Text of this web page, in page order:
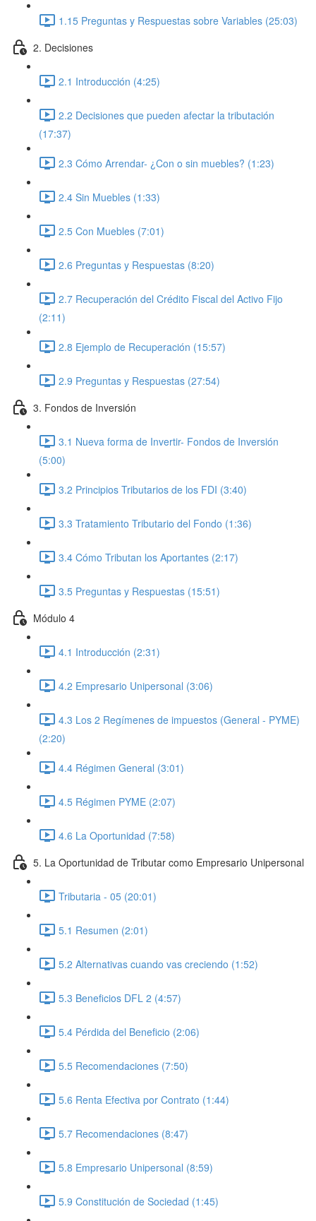
1.15 Preguntas y Respuestas sobre Variables (25:03)
2. Decisiones
2.1 Introducción (4:25)
2.2 Decisiones que pueden afectar la tributación
(17:37)
2.3 Cómo Arrendar- ¿Con o sin muebles? (1:23)
2.4 Sin Muebles (1:33)
2.5 Con Muebles (7:01)
2.6 Preguntas y Respuestas (8:20)
2.7 Recuperación del Crédito Fiscal del Activo Fijo
(2:11)
2.8 Ejemplo de Recuperación (15:57)
2.9 Preguntas y Respuestas (27:54)
3. Fondos de Inversión
3.1 Nueva forma de Invertir- Fondos de Inversión
(5:00)
3.2 Principios Tributarios de los FDI (3:40)
3.3 Tratamiento Tributario del Fondo (1:36)
3.4 Cómo Tributan los Aportantes (2:17)
3.5 Preguntas y Respuestas (15:51)
Módulo 4
4.1 Introducción (2:31)
4.2 Empresario Unipersonal (3:06)
4.3 Los 2 Regímenes de impuestos (General - PYME)
(2:20)
4.4 Régimen General (3:01)
4.5 Régimen PYME (2:07)
4.6 La Oportunidad (7:58)
5. La Oportunidad de Tributar como Empresario Unipersonal
Tributaria - 05 (20:01)
5.1 Resumen (2:01)
5.2 Alternativas cuando vas creciendo (1:52)
5.3 Beneficios DFL 2 (4:57)
5.4 Pérdida del Beneficio (2:06)
5.5 Recomendaciones (7:50)
5.6 Renta Efectiva por Contrato (1:44)
5.7 Recomendaciones (8:47)
5.8 Empresario Unipersonal (8:59)
5.9 Constitución de Sociedad (1:45)